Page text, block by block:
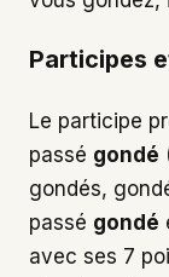
Participes
Le participe
passé gondé
gondés,
passé gondé
avec ses 7